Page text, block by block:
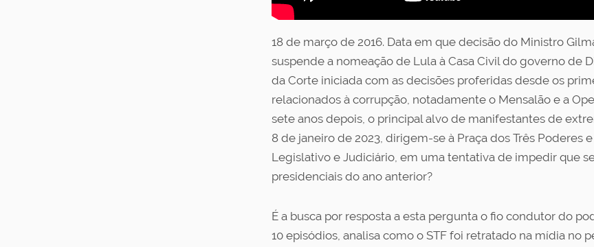
18 de março de 2016. Data em que decisão do Ministro
suspende a nomeação de Lula à Casa Civil do governo de
da Corte iniciada com as decisões proferidas desde os
relacionados à corrupção, notadamente o Mensalão e a
sete anos depois, o principal alvo de manifestantes de
8 de janeiro de 2023, dirigem-se à Praça dos Três Poderes
Legislativo e Judiciário, em uma tentativa de impedir que
presidenciais do ano anterior?
É a busca por resposta a esta pergunta o fio condutor do
10 episódios, analisa como o STF foi retratado na mídia no